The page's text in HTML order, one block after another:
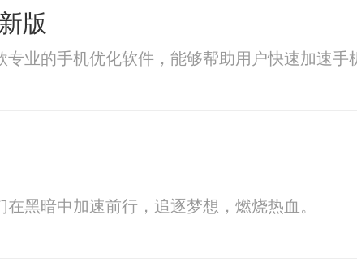
版
业的手机优化软件，能够帮助用户快速加速手
黑暗中加速前行，追逐梦想，燃烧热血。